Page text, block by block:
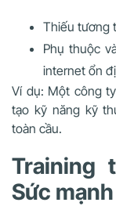
Thiếu tương
Phụ thuộc
internet ổn
Ví dụ: Một công
tạo kỹ năng kỹ
toàn cầu.
Training
Sức